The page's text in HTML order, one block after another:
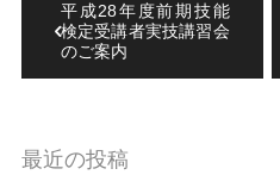
平成28年度前期技能
検定受講者実技講習会
のご案内
最近の投稿